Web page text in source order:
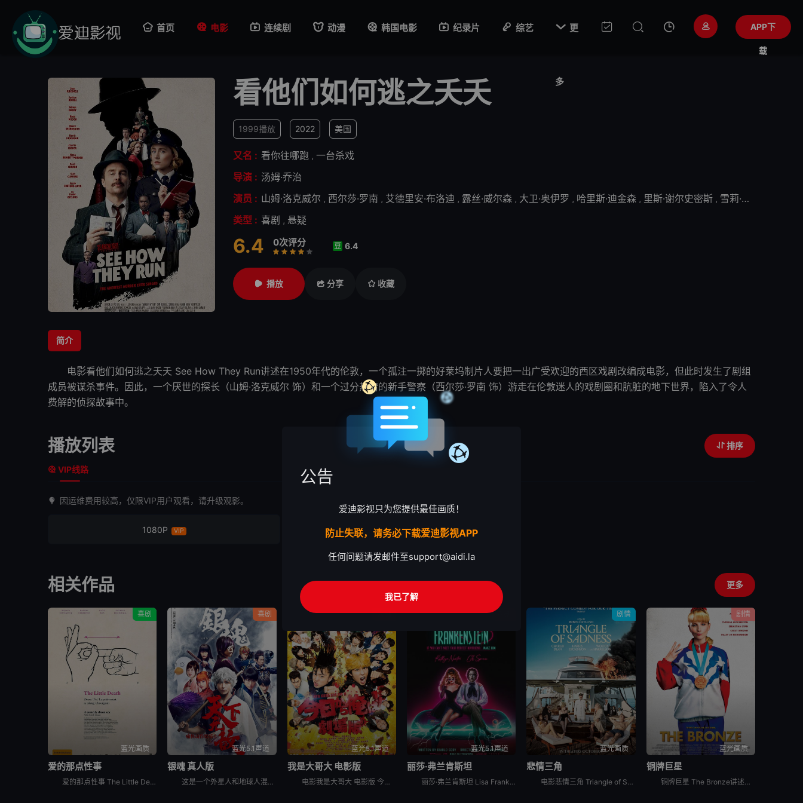
首页 电影 连续剧 动漫 韩国电影 纪录片 综艺  更
多
APP下
载
看他们如何逃之夭夭
1999播放 2022 美国
又名 : 看你往哪跑 , 一台杀戏
导演 : 汤姆·乔治
演员 : 山姆·洛克威尔 , 西尔莎·罗南 , 艾德里安·布洛迪 , 露丝·威尔森 , 大卫·奥伊罗 , 哈里斯·迪金森 , 里斯·谢尔史密斯 , 雪莉·亨德森
类型 : 喜剧 , 悬疑
6.4 0次评分
很差较差还行推荐
力荐
豆 6.4
播放 分享 收藏
简介
电影看他们如何逃之夭夭 See How They Run讲述在1950年代的伦敦，一个孤注一掷的好莱坞制片人要把一出广受欢迎的西区戏剧改编成电影，但此时发生了剧组
成员被谋杀事件。因此，一个厌世的探长（山姆·洛克威尔 饰）和一个过分热情的新手警察（西尔莎·罗南 饰）游走在伦敦迷人的戏剧圈和肮脏的地下世界，陷入了令人
费解的侦探故事中。
播放列表 排序
VIP线路
因运维费用较高，仅限VIP用户观看，请升级观影。
1080P VIP
相关作品 更多
喜剧
蓝光画质
爱的那点性事
爱的那点性事 The Little Death是一部关于爱情、性..欲、关系等多元素喜剧电影。影片充满了澳式幽默，把一个严重幻想症的女人，一堆面临困扰的夫妻等等一些角色巧妙地联系到一起。
喜剧
蓝光5.1声道
银魂 真人版
这是一个外星人和地球人混居的时代，在外星移民的压迫和统治下，流传百年的武士道精神已然没落，然而，在一片倾颓之势面前，依然有一群人默默的遵守着他们的准则和正义。家道中落的青年志村新八（菅田将晖 饰）
喜剧
蓝光5.1声道
我是大哥大 电影版
电影我是大哥大 电影版 今日から俺は！！劇場版讲述的是：三桥贵志以转校为契机，决定在新学校“嚣张”一把，从此做个不良少年。为了能在同学中获得存在感，他还特地去发廊弄了一头金色卷发。而和他转到同一所
蓝光5.1声道
丽莎·弗兰肯斯坦
丽莎·弗兰肯斯坦 Lisa Frankenstein是2024年美国喜剧,爱情,恐怖,奇幻电影。《丽莎·弗兰肯斯坦》设定在1989年，讲述一个不受欢迎的高中生在一个电闪雷鸣之夜意外复活了一具英俊的
剧情
蓝光画质
悲情三角
电影悲情三角 Triangle of Sadness讲述的是：Carl和Yaya是一对很有影响力的模特夫妇。时装周结束后，他们受邀来到一艘游艇进行豪华的跨洋之旅，船员们都非常尽职地为度假者们服务。
剧情
蓝光画质
铜牌巨星
铜牌巨星 The Bronze讲述的是：霍普（梅丽莎·劳奇 Melissa Rauch 饰）从小就立志成为一名体操运动员，在一场世界级的比赛中，霍普虽然脚踝受伤却依然忍痛完成了比赛动作并获得了铜牌
公告
爱迪影视只为您提供最佳画质！
防止失联，请务必下载爱迪影视APP
任何问题请发邮件至support@aidi.la
我已了解